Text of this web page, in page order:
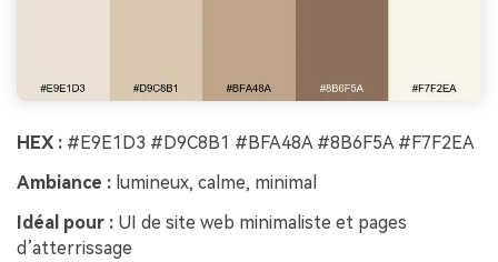
HEX : #E9E1D3 #D9C8B1 #BFA48A #8B6F5A #F7F2EA
Ambiance : lumineux, calme, minimal
Idéal pour : UI de site web minimaliste et pages
d’atterrissage